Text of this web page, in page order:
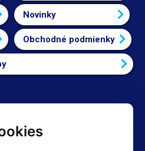
Novinky
Obchodné podmienky